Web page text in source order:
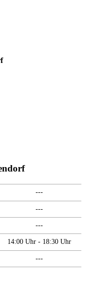
---
---
---
14:00 Uhr - 18:30 Uhr
---